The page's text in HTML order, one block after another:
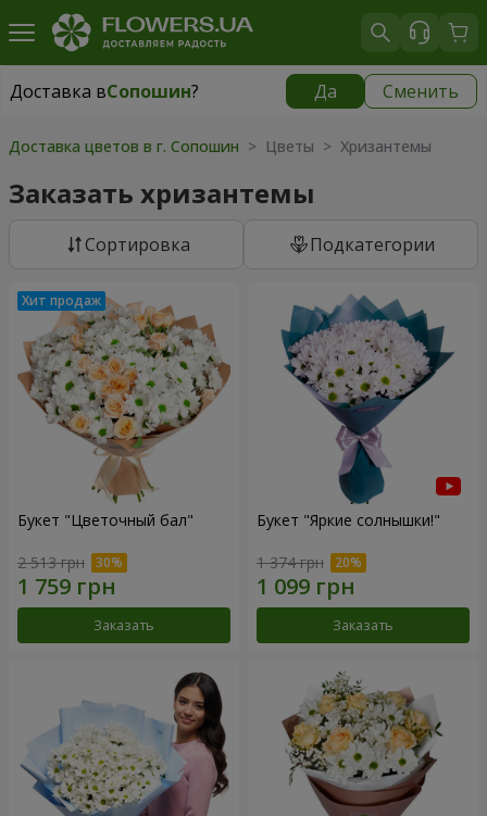
Доставка вСопошин? Да Сменить
Доставка вСопошин|
Доставка цветов в г. Сопошин > Цветы > Хризантемы
Заказать хризантемы
Cортировка Подкатегории
Букет "Цветочный бал"
2 513 грн
Заказать
Букет "Яркие солнышки!"
1 374 грн
Заказать